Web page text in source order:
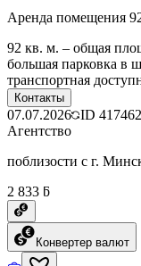
Аренда помещения
92 кв. м. – общая
большая парковка в
транспортная
Контакты
07.07.2026 ID
Агентство
поблизости с г.
2 833 ƃ
Конвертер валют